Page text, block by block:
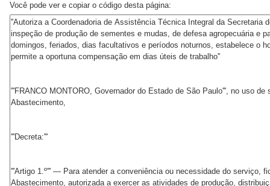
Você pode ver e copiar o código desta página: